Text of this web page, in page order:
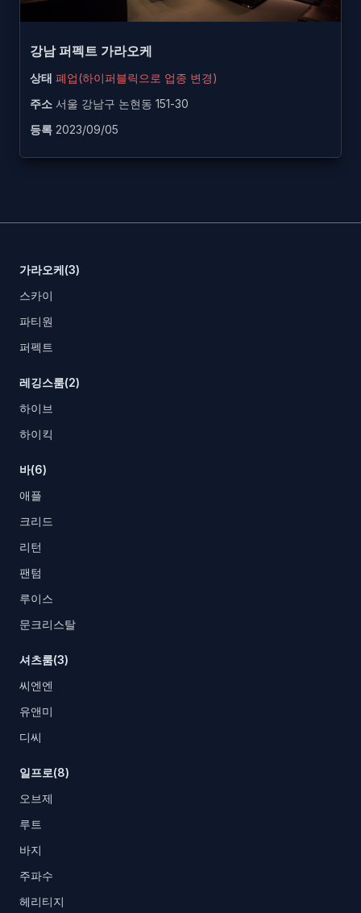
강남 퍼펙트 가라오케
상태 폐업(하이퍼블릭으로 업종 변경)
주소 서울 강남구 논현동 151-30
등록 2023/09/05
가라오케(3)
스카이
파티원
퍼펙트
레깅스룸(2)
하이브
하이킥
바(6)
애플
크리드
리턴
팬텀
루이스
문크리스탈
셔츠룸(3)
씨엔엔
유앤미
디씨
일프로(8)
오브제
루트
바지
주파수
헤리티지